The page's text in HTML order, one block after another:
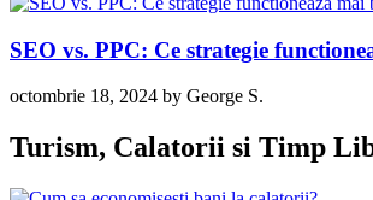
SEO vs. PPC: Ce strategie
octombrie 18, 2024 by George S.
Turism, Calatorii si Timp